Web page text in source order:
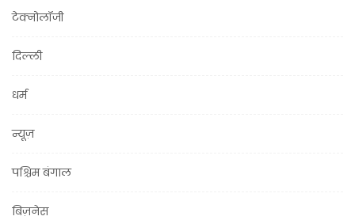
टेक्नोलॉजी
दिल्ली
धर्म
न्यूज़
पश्चिम बंगाल
बिज़नेस